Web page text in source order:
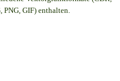
GIF) enthalten.